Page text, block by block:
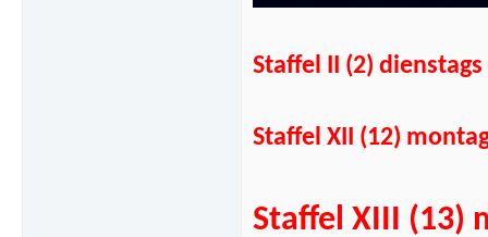
Staffel II (2)
Staffel XII (12)
Staffel XIII (13)